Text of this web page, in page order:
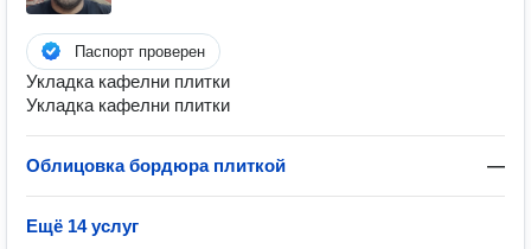
Паспорт проверен
Укладка кафелни плитки
Укладка кафелни плитки
Облицовка бордюра плиткой —
Ещё 14 услуг